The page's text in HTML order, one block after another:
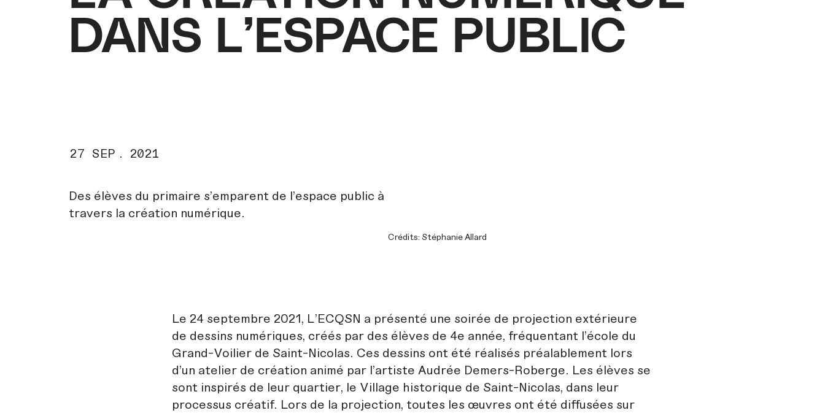
DANS L’ESPACE PUBLIC
27 SEP. 2021
Des élèves du primaire s'emparent de l'espace public à
travers la création numérique.
DANS L’ESPACE PUBLIC
Crédits: Stéphanie Allard
Le 24 septembre 2021, L’ECQSN a présenté une soirée de projection extérieure
de dessins numériques, créés par des élèves de 4e année, fréquentant l’école du
Grand-Voilier de Saint-Nicolas. Ces dessins ont été réalisés préalablement lors
d’un atelier de création animé par l’artiste Audrée Demers-Roberge. Les élèves se
sont inspirés de leur quartier, le Village historique de Saint-Nicolas, dans leur
processus créatif. Lors de la projection, toutes les œuvres ont été diffusées sur